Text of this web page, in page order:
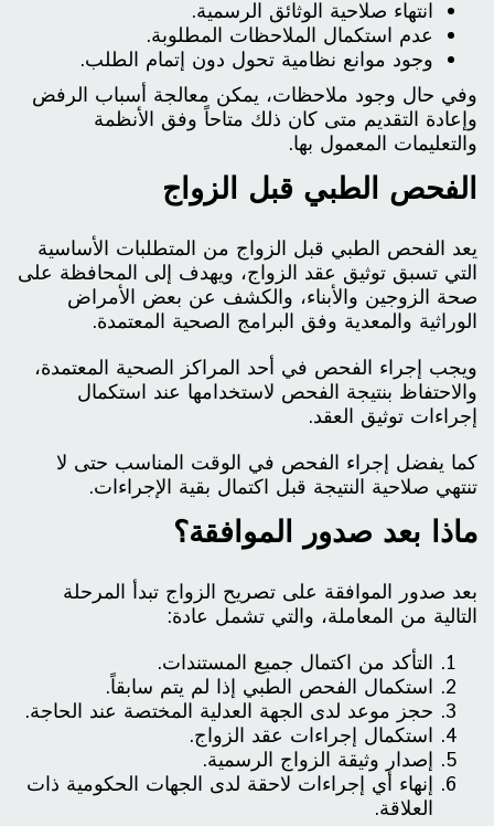
انتهاء صلاحية الوثائق الرسمية.
عدم استكمال الملاحظات المطلوبة.
وجود موانع نظامية تحول دون إتمام الطلب.
وفي حال وجود ملاحظات، يمكن معالجة أسباب الرفض
وإعادة التقديم متى كان ذلك متاحاً وفق الأنظمة
والتعليمات المعمول بها.
الفحص الطبي قبل الزواج
يعد الفحص الطبي قبل الزواج من المتطلبات الأساسية
التي تسبق توثيق عقد الزواج، ويهدف إلى المحافظة على
صحة الزوجين والأبناء، والكشف عن بعض الأمراض
الوراثية والمعدية وفق البرامج الصحية المعتمدة.
ويجب إجراء الفحص في أحد المراكز الصحية المعتمدة،
والاحتفاظ بنتيجة الفحص لاستخدامها عند استكمال
إجراءات توثيق العقد.
كما يفضل إجراء الفحص في الوقت المناسب حتى لا
تنتهي صلاحية النتيجة قبل اكتمال بقية الإجراءات.
ماذا بعد صدور الموافقة؟
بعد صدور الموافقة على تصريح الزواج تبدأ المرحلة
التالية من المعاملة، والتي تشمل عادة:
التأكد من اكتمال جميع المستندات.
استكمال الفحص الطبي إذا لم يتم سابقاً.
حجز موعد لدى الجهة العدلية المختصة عند الحاجة.
استكمال إجراءات عقد الزواج.
إصدار وثيقة الزواج الرسمية.
إنهاء أي إجراءات لاحقة لدى الجهات الحكومية ذات
العلاقة.